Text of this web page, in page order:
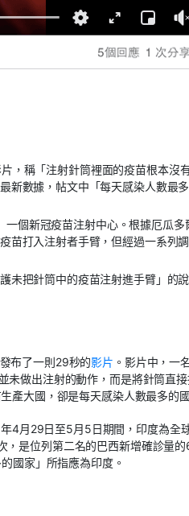
稱「注射針筒裡面的疫苗根本沒
數據，帖文中「每天感染人數最
個新冠疫苗注射中心。根據厄瓜多
苗打入注射者手臂，但經過一系列
未把針筒中的疫苗注射進手臂」的
布了一則29秒的影片 。影片中，一
做出注射的動作，而是將針筒直
產大國，卻是每天感染人數最多的國
4月29日至5月5日期間，印度為全
是位列第二名的巴西新增確診量
國家」所指應為印度。